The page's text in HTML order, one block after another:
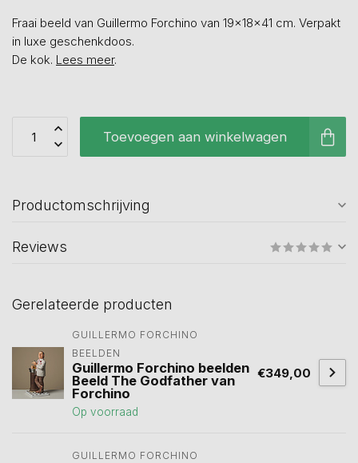
Fraai beeld van Guillermo Forchino van 19x18x41 cm. Verpakt
in luxe geschenkdoos.
De kok. Lees meer.
Toevoegen aan winkelwagen
Productomschrijving
Reviews
Gerelateerde producten
GUILLERMO FORCHINO
BEELDEN
Guillermo Forchino beelden
Beeld The Godfather van
Forchino
Op voorraad
€349,00
GUILLERMO FORCHINO